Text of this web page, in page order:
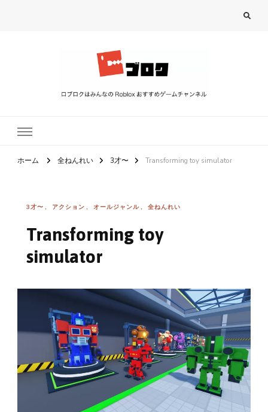
ホーム 全ねんれい 3才〜 Transforming toy simulator
3才〜 アクション オールジャンル 全ねんれい
Transforming toy
simulator